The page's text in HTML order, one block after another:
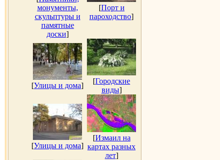
монументы,
скульптуры и
памятные
доски]
[Порт и
пароходство]
[Улицы и дома]
[Городские
виды]
[Улицы и дома]
[Измаил на
картах разных
лет]